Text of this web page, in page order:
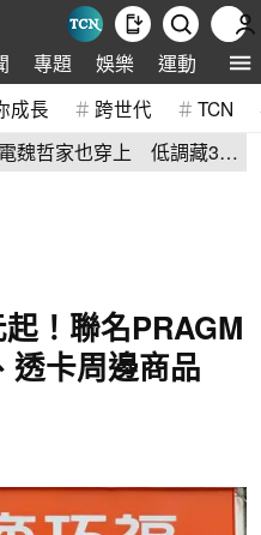
專題 娛樂 運動 全球
成長 跨世代 TCN
魏哲家也穿上 低調藏38
！聯名PRAGM
透卡周邊商品